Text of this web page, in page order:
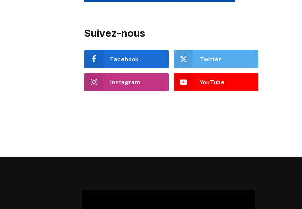
Suivez-nous
Facebook Twitter
Instagram YouTube